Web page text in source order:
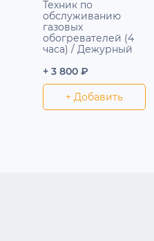
Техник по
обслуживанию
газовых
обогревателей (4
часа) / Дежурный
+ 3 800 ₽
+ Добавить